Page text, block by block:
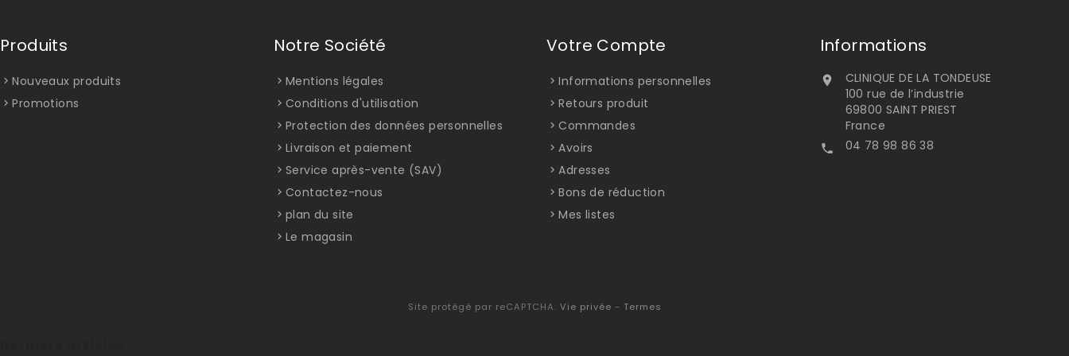
Produits
Nouveaux produits
Promotions
Notre Société
Mentions légales
Conditions d'utilisation
Protection des données personnelles
Livraison et paiement
Service après-vente (SAV)
Contactez-nous
plan du site
Le magasin
Votre Compte
Informations personnelles
Retours produit
Commandes
Avoirs
Adresses
Bons de réduction
Mes listes
Informations

CLINIQUE DE LA TONDEUSE
100 rue de l’industrie
69800 SAINT PRIEST
France
 04 78 98 86 38
Site protégé par reCAPTCHA. Vie privée - Termes